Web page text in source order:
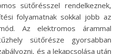
sütőrésszel rendelkeznek,
folyamatnak sokkal jobb az
Az elektromos árammal
sütőrésze gyorsabban
és a lekapcsolása után